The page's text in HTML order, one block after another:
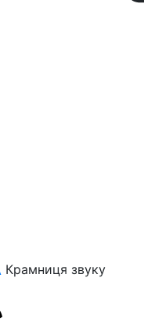
Крамниця звуку